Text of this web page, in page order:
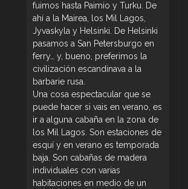
fuimos hasta Paimio y Turku. De
ahí a la Mairea, los Mil Lagos,
Jyvaskyla y Helsinki. De Helsinki
pasamos a San Petersburgo en
ferry… y, bueno, preferimos la
civilización escandinava a la
barbarie rusa.
Una cosa espectacular que se
puede hacer si vais en verano, es
ir a alguna cabaña en la zona de
los Mil Lagos. Son estaciones de
esquí y en verano es temporada
baja. Son cabañas de madera
individuales con varias
habitaciones en medio de un